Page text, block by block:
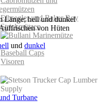
Elbsegler und Baker Boy
Strickmützen
Baseball Caps
Visoren
Turbane
Länge; hell und dunkel
von Hüten
und dunkel